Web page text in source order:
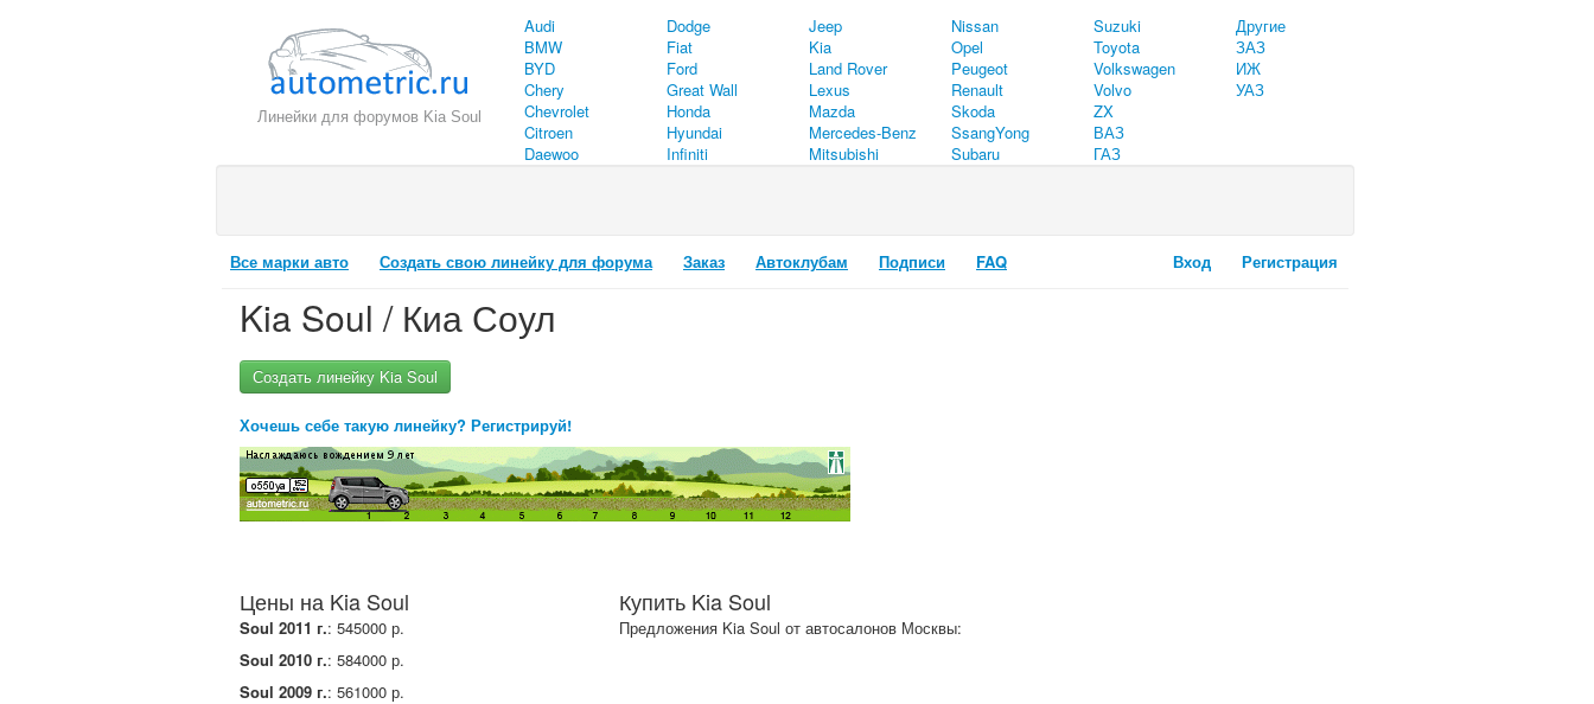
Линейки для форумов Kia Soul
Audi
BMW
BYD
Chery
Chevrolet
Citroen
Daewoo
Dodge
Fiat
Ford
Great Wall
Honda
Hyundai
Infiniti
Jeep
Kia
Land Rover
Lexus
Mazda
Mercedes-Benz
Mitsubishi
Nissan
Opel
Peugeot
Renault
Skoda
SsangYong
Subaru
Suzuki
Toyota
Volkswagen
Volvo
ZX
ВАЗ
ГАЗ
Другие
ЗАЗ
ИЖ
УАЗ
Вход Регистрация
Все марки авто Создать свою линейку для форума Заказ Автоклубам Подписи FAQ
Kia Soul / Киа Соул
Создать линейку Kia Soul
Хочешь себе такую линейку? Регистрируй!
Цены на Kia Soul
Soul 2011 г.: 545000 р.
Soul 2010 г.: 584000 р.
Soul 2009 г.: 561000 р.
Купить Kia Soul
Предложения Kia Soul от автосалонов Москвы: